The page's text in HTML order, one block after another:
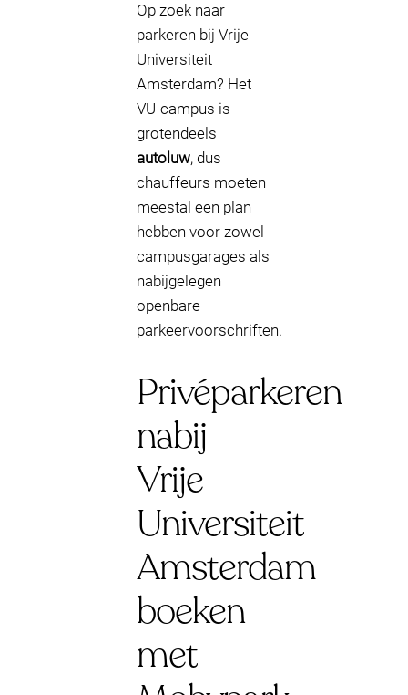
Op zoek naar
parkeren bij Vrije
Universiteit
Amsterdam? Het
VU-campus is
grotendeels
autoluw, dus
chauffeurs moeten
meestal een plan
hebben voor zowel
campusgarages als
nabijgelegen
openbare
parkeervoorschriften.
Privéparkeren
nabij
Vrije
Universiteit
Amsterdam
boeken
met